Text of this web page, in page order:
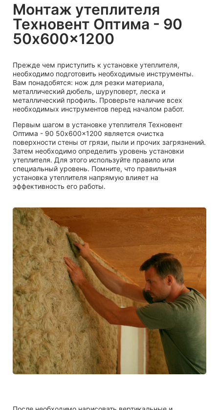
Монтаж утеплителя
Техновент Оптима - 90
50x600x1200
Прежде чем приступить к установке утеплителя,
необходимо подготовить необходимые инструменты.
Вам понадобятся: нож для резки материала,
металлический дюбель, шуруповерт, леска и
металлический профиль. Проверьте наличие всех
необходимых инструментов перед началом работ.
Первым шагом в установке утеплителя Техновент
Оптима - 90 50x600x1200 является очистка
поверхности стены от грязи, пыли и прочих загрязнений.
Затем необходимо определить уровень установки
утеплителя. Для этого используйте правило или
специальный уровень. Помните, что правильная
установка утеплителя напрямую влияет на
эффективность его работы.